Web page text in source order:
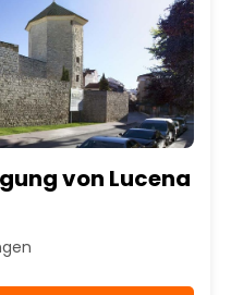
von Lucena